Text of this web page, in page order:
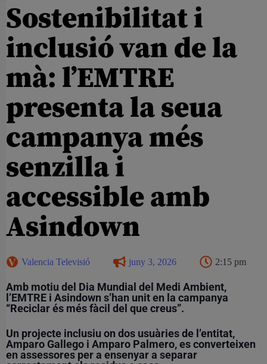
Sostenibilitat i
inclusió van de la
mà: l’EMTRE
presenta la seua
campanya més
senzilla i
accessible amb
Asindown
Valencia Televisió juny 3, 2026 2:15 pm
Amb motiu del Dia Mundial del Medi Ambient,
l’EMTRE i Asindown s’han unit en la campanya
“Reciclar és més fàcil del que creus”.
Un projecte inclusiu on dos usuàries de l’entitat,
Amparo Gallego i Amparo Palmero, es converteixen
en assessores per a ensenyar a separar